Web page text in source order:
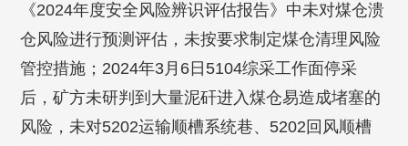
《2024年度安全风险辨识评估报告》中未对煤仓溃
仓风险进行预测评估，未按要求制定煤仓清理风险
管控措施；2024年3月6日5104综采工作面停采
后，矿方未研判到大量泥矸进入煤仓易造成堵塞的
风险，未对5202运输顺槽系统巷、5202回风顺槽